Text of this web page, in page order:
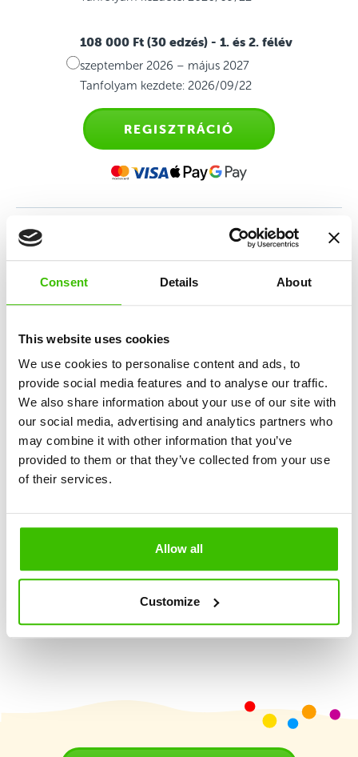
Consent Details About
This website uses cookies
We use cookies to personalise content and ads, to
provide social media features and to analyse our traffic.
We also share information about your use of our site with
our social media, advertising and analytics partners who
may combine it with other information that you’ve
provided to them or that they’ve collected from your use
of their services.
Allow all
Customize
108 000 Ft (30 edzés) - 1. és 2. félév
szeptember 2026 – május 2027
Tanfolyam kezdete: 2026/09/22
REGISZTRÁCIÓ
Sporttanfolyam 4-6 éves
gyerekeknek
mozgásos játékok és a sportmotiváció keverékén
alapul.
12 kulcskészség fejlesztése
Nagy hangsúly a játékosságon és élményszerzésen
2 képzett edző
Játékterv motivációs matricákkal